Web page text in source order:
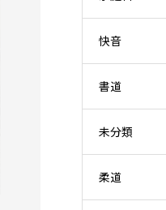
快音
書道
未分類
柔道